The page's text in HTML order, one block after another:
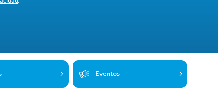
Eventos